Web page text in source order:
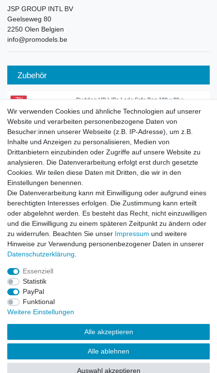
JSP GROUP INTL BV
Geelseweg 80
2250 Olen Belgien
info@promodels.be
Zubehör
-7%
Ruddog HD LiPo Lade Safe Bag 180 x 80 x
UVP 14,99 € 13,99 € *
Artikel anzeigen
-17%
Team Corally Lipo Safe Bag für 2x 2S Hard Case
oder 1x 4S Hard Case
9,99 € *
Artikel anzeigen
*inkl. ges. MwSt.zzgl.Versandkosten
Widerrufs­recht
Wir verwenden Cookies und ähnliche Technologien auf unserer
Website und verarbeiten personenbezogene Daten von
Besucher:innen unserer Webseite (z.B. IP-Adresse), um z.B.
Inhalte und Anzeigen zu personalisieren, Medien von
Drittanbietern einzubinden oder Zugriffe auf unsere Website zu
analysieren. Die Datenverarbeitung erfolgt erst durch gesetzte
Cookies. Wir teilen diese Daten mit Dritten, die wir in den
Einstellungen benennen.
Die Datenverarbeitung kann mit Einwilligung oder aufgrund eines
berechtigten Interesses erfolgen. Die Zustimmung kann erteilt
oder abgelehnt werden. Es besteht das Recht, nicht einzuwilligen
und die Einwilligung zu einem späteren Zeitpunkt zu ändern oder
zu widerrufen. Beachten Sie unser Impressum und weitere
Hinweise zur Verwendung personenbezogener Daten in unserer
Daten­schutz­erklärung
Essenziell
Statistik
PayPal
Funktional
Weitere Einstellungen
Alle akzeptieren
Alle ablehnen
Auswahl akzeptieren